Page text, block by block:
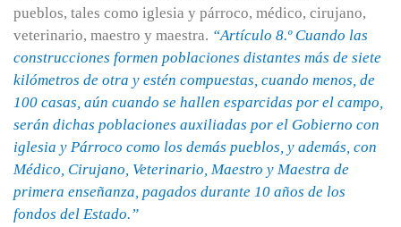
pueblos, tales como iglesia y párroco, médico, cirujano,
veterinario, maestro y maestra. “Artículo 8.º Cuando las
construcciones formen poblaciones distantes más de siete
kilómetros de otra y estén compuestas, cuando menos, de
100 casas, aún cuando se hallen esparcidas por el campo,
serán dichas poblaciones auxiliadas por el Gobierno con
iglesia y Párroco como los demás pueblos, y además, con
Médico, Cirujano, Veterinario, Maestro y Maestra de
primera enseñanza, pagados durante 10 años de los
fondos del Estado.”